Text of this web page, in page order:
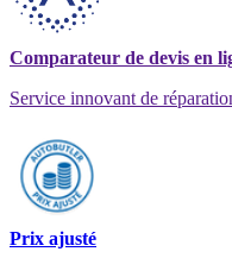
Comparateur de devis en
Service innovant de
Prix ajusté